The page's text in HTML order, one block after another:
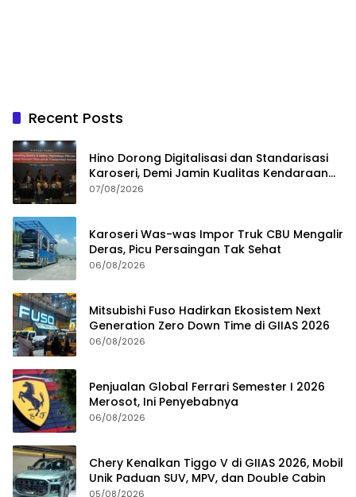
Recent Posts
Hino Dorong Digitalisasi dan Standarisasi
Karoseri, Demi Jamin Kualitas Kendaraan
Pelanggan
07/08/2026
Karoseri Was-was Impor Truk CBU Mengalir
Deras, Picu Persaingan Tak Sehat
06/08/2026
Mitsubishi Fuso Hadirkan Ekosistem Next
Generation Zero Down Time di GIIAS 2026
06/08/2026
Penjualan Global Ferrari Semester I 2026
Merosot, Ini Penyebabnya
06/08/2026
Chery Kenalkan Tiggo V di GIIAS 2026, Mobil
Unik Paduan SUV, MPV, dan Double Cabin
05/08/2026